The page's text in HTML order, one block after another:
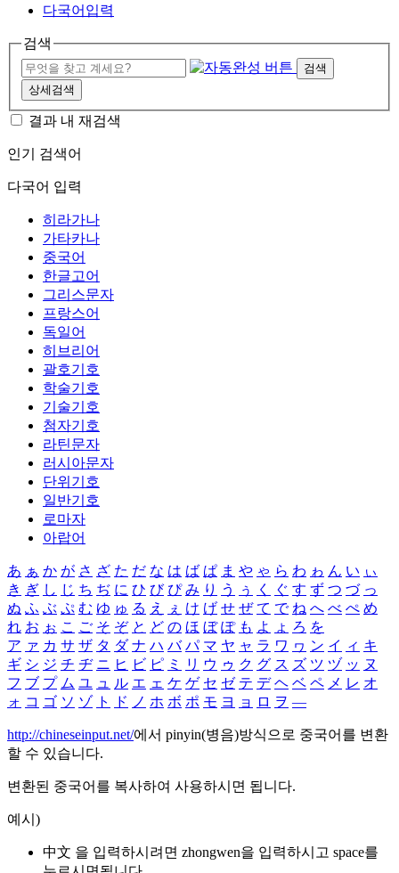
다국어입력
검색
검색
상세검색
결과 내 재검색
인기 검색어
다국어 입력
히라가나
가타카나
중국어
한글고어
그리스문자
프랑스어
독일어
히브리어
괄호기호
학술기호
기술기호
첨자기호
라틴문자
러시아문자
단위기호
일반기호
로마자
아랍어
あ ぁ か が さ ざ た だ な は ば ぱ ま や ゃ ら わ ゎ ん い ぃ
き ぎ し じ ち ぢ に ひ び ぴ み り う ぅ く ぐ す ず つ づ っ
ぬ ふ ぶ ぷ む ゆ ゅ る え ぇ け げ せ ぜ て で ね へ べ ぺ め
れ お ぉ こ ご そ ぞ と ど の ほ ぼ ぽ も よ ょ ろ を
ア ァ カ サ ザ タ ダ ナ ハ バ パ マ ヤ ャ ラ ワ ヮ ン イ ィ キ
ギ シ ジ チ ヂ ニ ヒ ビ ピ ミ リ ウ ゥ ク グ ス ズ ツ ヅ ッ ヌ
フ ブ プ ム ユ ュ ル エ ェ ケ ゲ セ ゼ テ デ ヘ ベ ペ メ レ オ
ォ コ ゴ ソ ゾ ト ド ノ ホ ボ ポ モ ヨ ョ ロ ヲ ―
http://chineseinput.net/에서 pinyin(병음)방식으로 중국어를 변환
할 수 있습니다.
변환된 중국어를 복사하여 사용하시면 됩니다.
예시)
中文 을 입력하시려면 zhongwen을 입력하시고 space를